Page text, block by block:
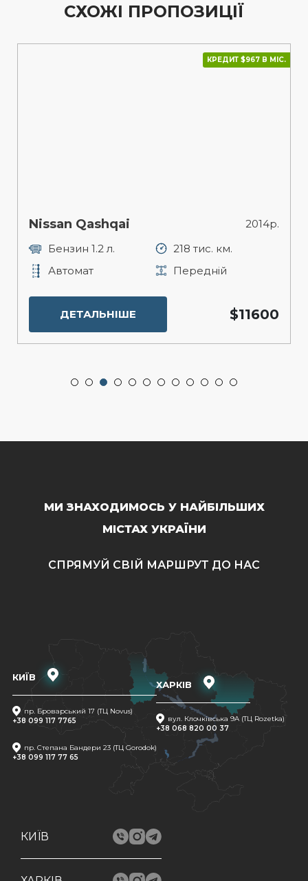
СХОЖІ ПРОПОЗИЦІЇ
КРЕДИТ $967 В МІС.
Nissan Qashqai
2014р.
Бензин 1.2 л.
218 тис. км.
Автомат
Передній
ДЕТАЛЬНІШЕ $11600
МИ ЗНАХОДИМОСЬ У НАЙБІЛЬШИХ
МІСТАХ УКРАЇНИ
СПРЯМУЙ СВІЙ МАРШРУТ ДО НАС
КИЇВ
пр. Броварський 17 (ТЦ Novus)
+38 099 117 7765
пр. Степана Бандери 23 (ТЦ Gorodok)
+38 099 117 77 65
ХАРКІВ
вул. Клочківська 9A (ТЦ Rozetka)
+38 068 820 00 37
КИЇВ